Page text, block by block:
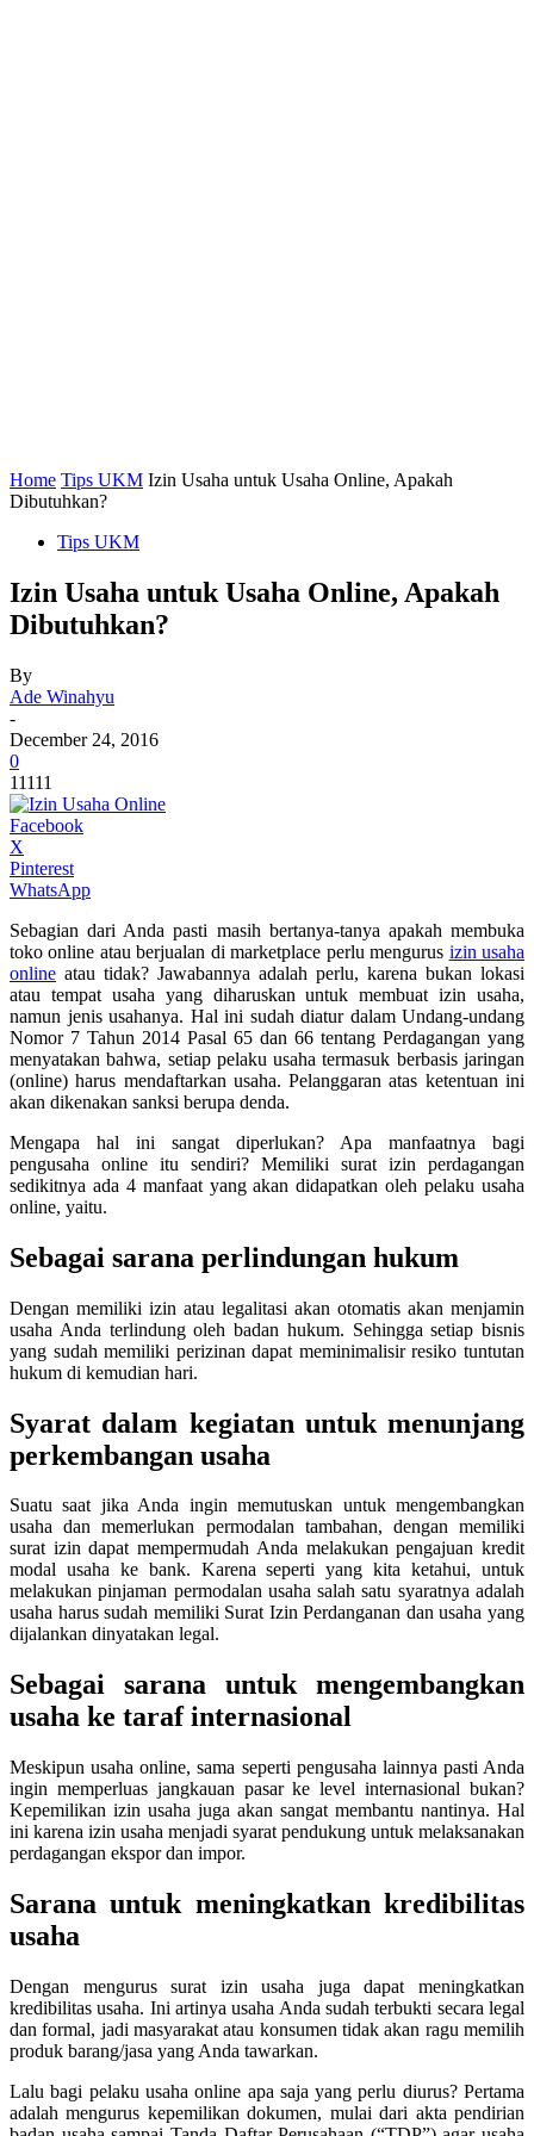
Home Tips UKM Izin Usaha untuk Usaha Online, Apakah
Dibutuhkan?
Tips UKM
Izin Usaha untuk Usaha Online, Apakah
Dibutuhkan?
By
Ade Winahyu
-
December 24, 2016
0
11111
Facebook
X
Pinterest
WhatsApp
Sebagian dari Anda pasti masih bertanya-tanya apakah membuka
toko online atau berjualan di marketplace perlu mengurus izin usaha
online atau tidak? Jawabannya adalah perlu, karena bukan lokasi
atau tempat usaha yang diharuskan untuk membuat izin usaha,
namun jenis usahanya. Hal ini sudah diatur dalam Undang-undang
Nomor 7 Tahun 2014 Pasal 65 dan 66 tentang Perdagangan yang
menyatakan bahwa, setiap pelaku usaha termasuk berbasis jaringan
(online) harus mendaftarkan usaha. Pelanggaran atas ketentuan ini
akan dikenakan sanksi berupa denda.
Mengapa hal ini sangat diperlukan? Apa manfaatnya bagi
pengusaha online itu sendiri? Memiliki surat izin perdagangan
sedikitnya ada 4 manfaat yang akan didapatkan oleh pelaku usaha
online, yaitu.
Sebagai sarana perlindungan hukum
Dengan memiliki izin atau legalitasi akan otomatis akan menjamin
usaha Anda terlindung oleh badan hukum. Sehingga setiap bisnis
yang sudah memiliki perizinan dapat meminimalisir resiko tuntutan
hukum di kemudian hari.
Syarat dalam kegiatan untuk menunjang
perkembangan usaha
Suatu saat jika Anda ingin memutuskan untuk mengembangkan
usaha dan memerlukan permodalan tambahan, dengan memiliki
surat izin dapat mempermudah Anda melakukan pengajuan kredit
modal usaha ke bank. Karena seperti yang kita ketahui, untuk
melakukan pinjaman permodalan usaha salah satu syaratnya adalah
usaha harus sudah memiliki Surat Izin Perdanganan dan usaha yang
dijalankan dinyatakan legal.
Sebagai sarana untuk mengembangkan
usaha ke taraf internasional
Meskipun usaha online, sama seperti pengusaha lainnya pasti Anda
ingin memperluas jangkauan pasar ke level internasional bukan?
Kepemilikan izin usaha juga akan sangat membantu nantinya. Hal
ini karena izin usaha menjadi syarat pendukung untuk melaksanakan
perdagangan ekspor dan impor.
Sarana untuk meningkatkan kredibilitas
usaha
Dengan mengurus surat izin usaha juga dapat meningkatkan
kredibilitas usaha. Ini artinya usaha Anda sudah terbukti secara legal
dan formal, jadi masyarakat atau konsumen tidak akan ragu memilih
produk barang/jasa yang Anda tawarkan.
Lalu bagi pelaku usaha online apa saja yang perlu diurus? Pertama
adalah mengurus kepemilikan dokumen, mulai dari akta pendirian